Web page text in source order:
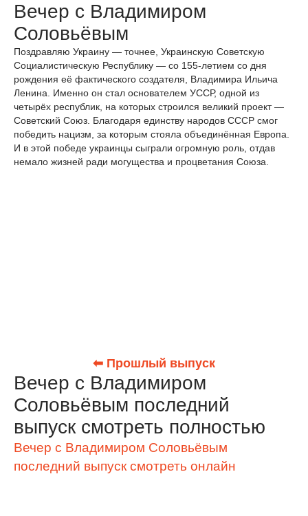
Вечер с Владимиром
Соловьёвым
Поздравляю Украину — точнее, Украинскую Советскую
Социалистическую Республику — со 155-летием со дня
рождения её фактического создателя, Владимира Ильича
Ленина. Именно он стал основателем УССР, одной из
четырёх республик, на которых строился великий проект —
Советский Союз. Благодаря единству народов СССР смог
победить нацизм, за которым стояла объединённая Европа.
И в этой победе украинцы сыграли огромную роль, отдав
немало жизней ради могущества и процветания Союза.
⬅ Прошлый выпуск
Вечер с Владимиром
Соловьёвым последний
выпуск смотреть полностью
Вечер с Владимиром Соловьёвым
последний выпуск смотреть онлайн